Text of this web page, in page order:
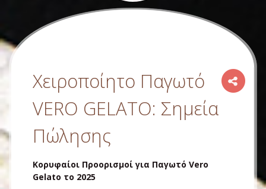
Χειροποίητο Παγωτό
VERO GELATO: Σημεία
Πώλησης
Κορυφαίοι Προορισμοί για Παγωτό Vero
Gelato το 2025